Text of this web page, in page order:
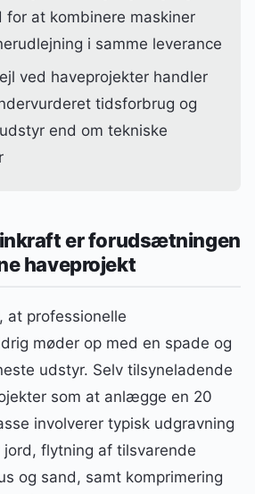
for at kombinere maskiner
i samme leverance
ved haveprojekter handler
tidsforbrug og
end om tekniske
er forudsætningen
haveprojekt
at professionelle
møder op med en spade og
udstyr. Selv tilsyneladende
som at anlægge en 20
involverer typisk udgravning
flytning af tilsvarende
og sand, samt komprimering